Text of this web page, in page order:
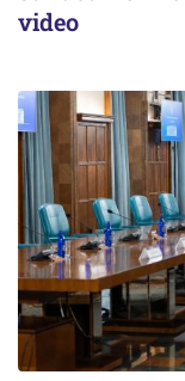
video